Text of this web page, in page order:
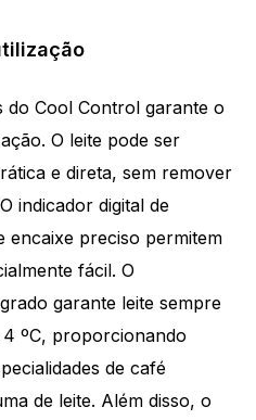
do Cool Control garante o
O leite pode ser
e direta, sem remover
indicador digital de
encaixe preciso permitem
fácil. O
garante leite sempre
ºC, proporcionando
de café
de leite. Além disso, o